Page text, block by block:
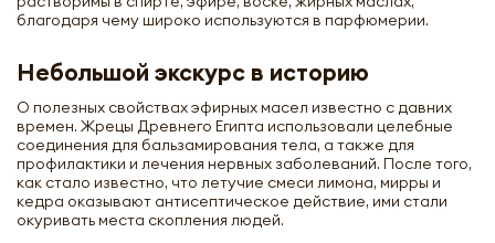
благодаря чему широко используются в парфюмерии.
Небольшой экскурс в историю
О полезных свойствах эфирных масел известно с давних
времен. Жрецы Древнего Египта использовали целебные
соединения для бальзамирования тела, а также для
профилактики и лечения нервных заболеваний. После того,
как стало известно, что летучие смеси лимона, мирры и
кедра оказывают антисептическое действие, ими стали
окуривать места скопления людей.